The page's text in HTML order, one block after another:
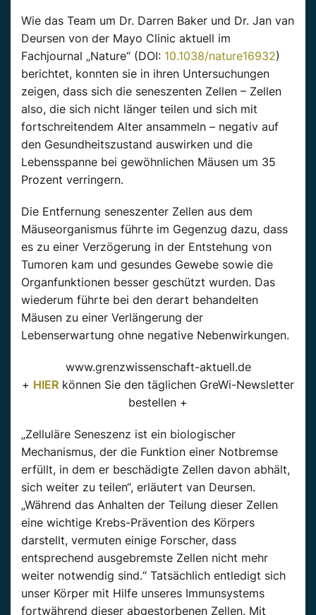
Wie das Team um Dr. Darren Baker und Dr. Jan van
Deursen von der Mayo Clinic aktuell im
Fachjournal „Nature“ (DOI: 10.1038/nature16932)
berichtet, konnten sie in ihren Untersuchungen
zeigen, dass sich die seneszenten Zellen – Zellen
also, die sich nicht länger teilen und sich mit
fortschreitendem Alter ansammeln – negativ auf
den Gesundheitszustand auswirken und die
Lebensspanne bei gewöhnlichen Mäusen um 35
Prozent verringern.
Die Entfernung seneszenter Zellen aus dem
Mäuseorganismus führte im Gegenzug dazu, dass
es zu einer Verzögerung in der Entstehung von
Tumoren kam und gesundes Gewebe sowie die
Organfunktionen besser geschützt wurden. Das
wiederum führte bei den derart behandelten
Mäusen zu einer Verlängerung der
Lebenserwartung ohne negative Nebenwirkungen.
www.grenzwissenschaft-aktuell.de
+ HIER können Sie den täglichen GreWi-Newsletter
bestellen +
„Zelluläre Seneszenz ist ein biologischer
Mechanismus, der die Funktion einer Notbremse
erfüllt, in dem er beschädigte Zellen davon abhält,
sich weiter zu teilen“, erläutert van Deursen.
„Während das Anhalten der Teilung dieser Zellen
eine wichtige Krebs-Prävention des Körpers
darstellt, vermuten einige Forscher, dass
entsprechend ausgebremste Zellen nicht mehr
weiter notwendig sind.“ Tatsächlich entledigt sich
unser Körper mit Hilfe unseres Immunsystems
fortwährend dieser abgestorbenen Zellen. Mit